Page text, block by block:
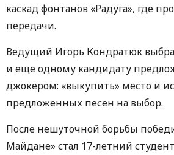
каскад фонтанов «Радуга», где
передачи.
Ведущий Игорь Кондратюк
и еще одному кандидату
джокером: «выкупить» место и
предложенных песен на выбор.
После нешуточной борьбы
Майдане» стал 17-летний